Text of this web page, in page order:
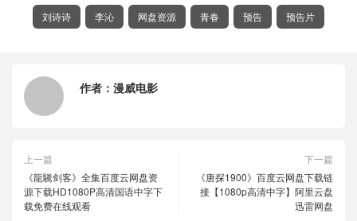
刘诗诗 李沁 网盘资源 青春 预告 预告片
作者： 漫威电影
上一篇
《龍驣剑客》全集百度云网盘资
源下载HD1080P高清国语中字下
载免费在线观看
下一篇
《唐探1900》百度云网盘下载链
接【1080p高清中字】阿里云盘
迅雷网盘